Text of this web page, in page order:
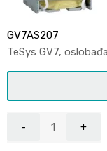
GV7AS207
TeSys GV7,